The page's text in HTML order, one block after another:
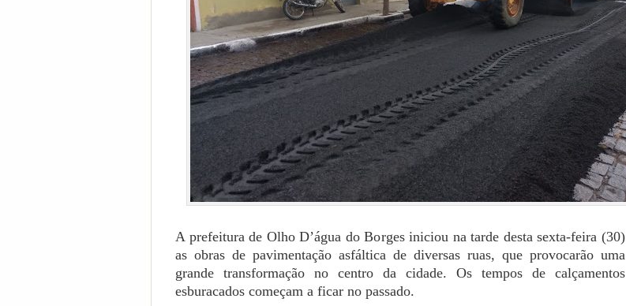
A prefeitura de Olho D’água do Borges iniciou na tarde desta sexta-feira (30)
as obras de pavimentação asfáltica de diversas ruas, que provocarão uma
grande transformação no centro da cidade. Os tempos de calçamentos
esburacados começam a ficar no passado.